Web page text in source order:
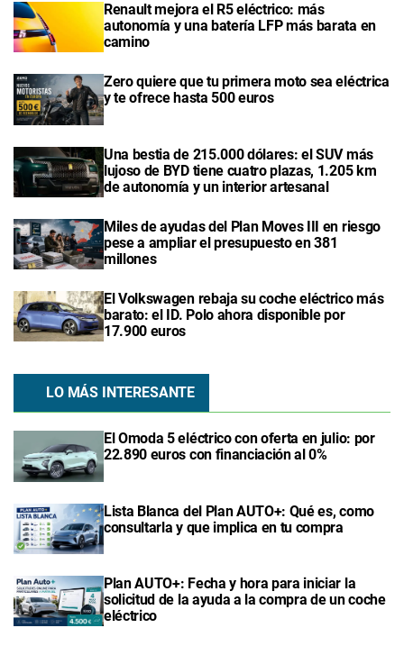
Renault mejora el R5 eléctrico: más
autonomía y una batería LFP más barata en
camino
Zero quiere que tu primera moto sea eléctrica
y te ofrece hasta 500 euros
Una bestia de 215.000 dólares: el SUV más
lujoso de BYD tiene cuatro plazas, 1.205 km
de autonomía y un interior artesanal
Miles de ayudas del Plan Moves III en riesgo
pese a ampliar el presupuesto en 381
millones
El Volkswagen rebaja su coche eléctrico más
barato: el ID. Polo ahora disponible por
17.900 euros
LO MÁS INTERESANTE
El Omoda 5 eléctrico con oferta en julio: por
22.890 euros con financiación al 0%
Lista Blanca del Plan AUTO+: Qué es, como
consultarla y que implica en tu compra
Plan AUTO+: Fecha y hora para iniciar la
solicitud de la ayuda a la compra de un coche
eléctrico